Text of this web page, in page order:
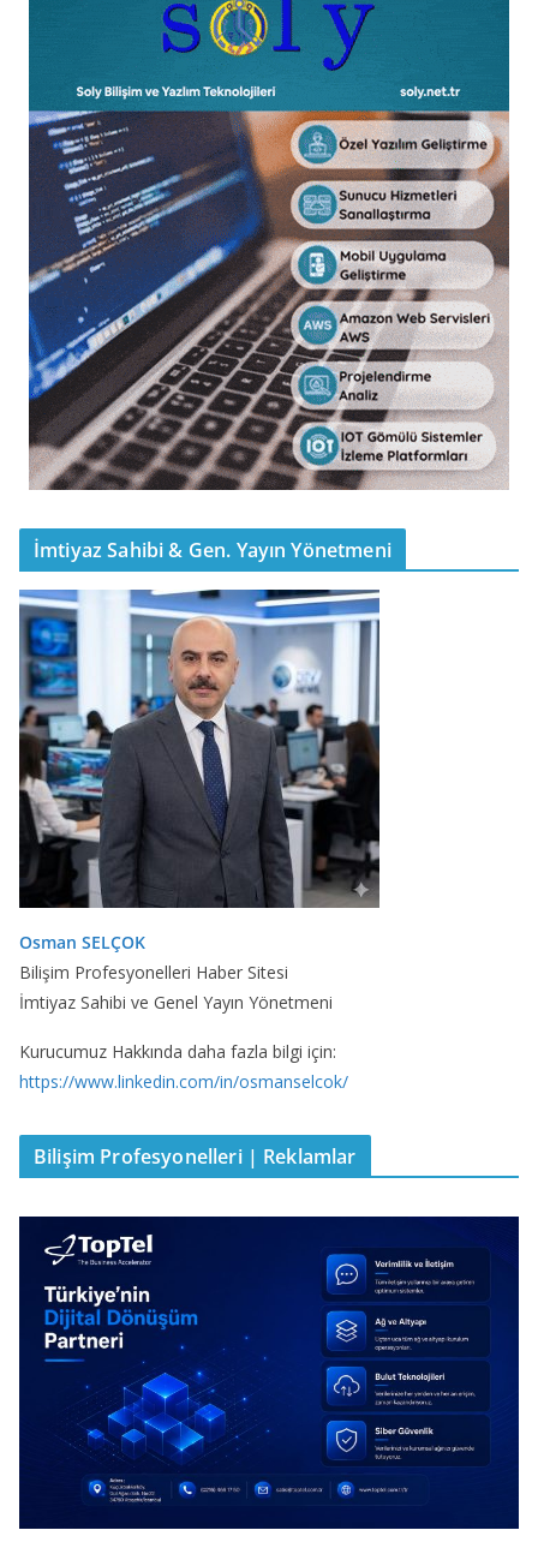
İmtiyaz Sahibi & Gen. Yayın Yönetmeni
Osman SELÇOK
Bilişim Profesyonelleri Haber Sitesi
İmtiyaz Sahibi ve Genel Yayın Yönetmeni
Kurucumuz Hakkında daha fazla bilgi için:
https://www.linkedin.com/in/osmanselcok/
Bilişim Profesyonelleri | Reklamlar